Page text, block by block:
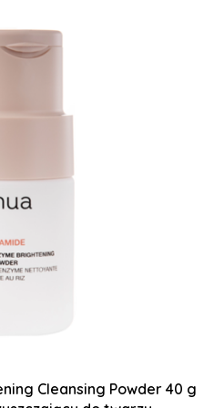
Cleansing Powder 40 g